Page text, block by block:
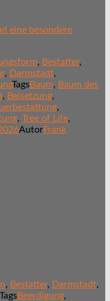
eine besondere
, Bestatter,
, Darmstadt,
TagsBaum, Baum des
, Beisetzung,
,
, Tree of Life,
AutorFrank
, Bestatter, Darmstadt,
TagsBeerdigung,